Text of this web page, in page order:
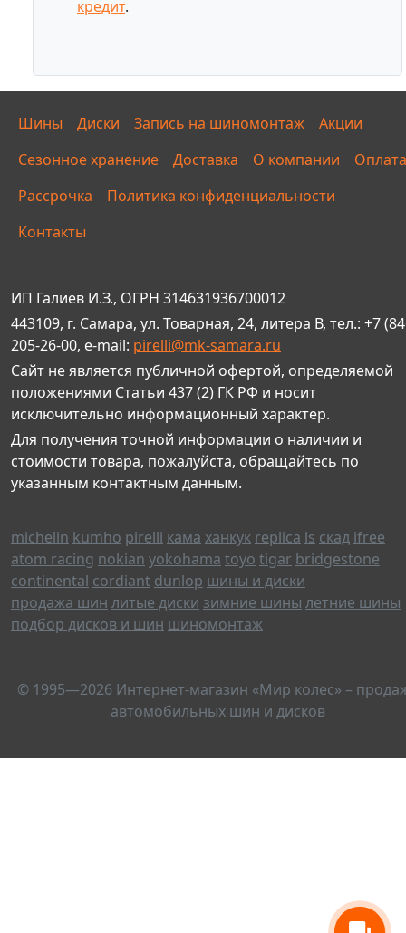
кредит.
Шины Диски Запись на шиномонтаж
Акции
Сезонное хранение
Доставка О компании
Оплата
Рассрочка
Политика конфиденциальности
Контакты
ИП Галиев И.З., ОГРН 314631936700012
443109, г. Самара, ул. Товарная, 24, литера В, тел.: +7
205-26-00, e-mail: pirelli@mk-samara.ru
Сайт не является публичной офертой, определяемой
положениями Статьи 437 (2) ГК РФ и носит
исключительно информационный характер.
Для получения точной информации о наличии и
стоимости товара, пожалуйста, обращайтесь по
указанным контактным данным.
michelin kumho pirelli кама ханкук replica ls скад ifree
atom racing nokian yokohama toyo tigar bridgestone
continental cordiant dunlop шины и диски
продажа шин литые диски зимние шины летние шины
подбор дисков и шин шиномонтаж
© 1995—2026 Интернет-магазин «Мир колес» –
автомобильных шин и дисков